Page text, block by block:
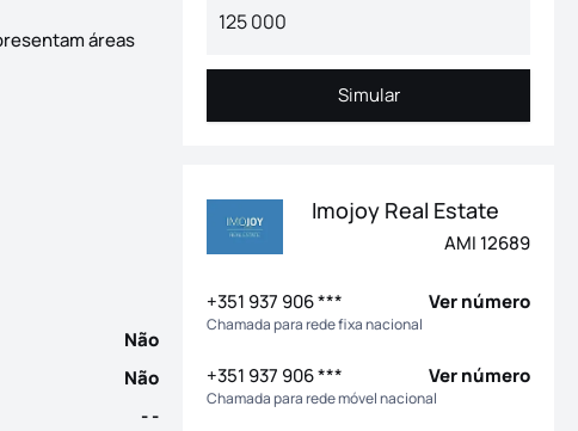
áreas
Não
Não
- -
Simular
Simular
Imojoy Real Estate
AMI 12689
+351 937 906 *** Ver número
Chamada para rede fixa nacional
+351 937 906 *** Ver número
Chamada para rede móvel nacional